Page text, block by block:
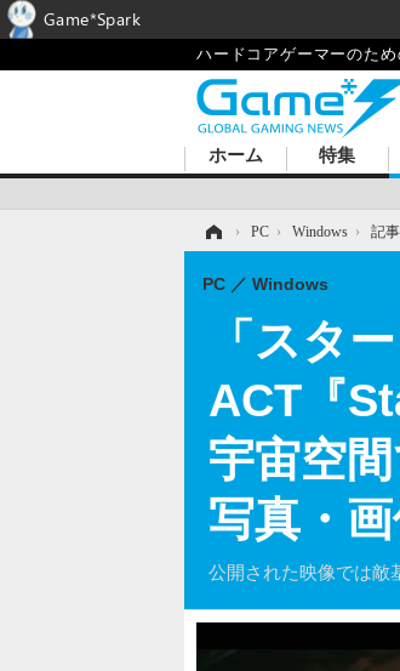
ハードコアゲーマーのた
ホーム 特集
› PC › Windows › 記事
「スタ
ACT『
宇宙空
写真・
公開された映像では敵
PC Windows
Game*Spark